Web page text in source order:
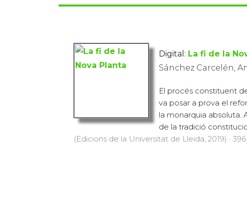
Digital: La fi de la
Sánchez Carcelén,
El procés constituent
va posar a prova el
la monarquia absoluta.
de la tradició
(Edicions de la Universitat de Lleida, 2019) ·